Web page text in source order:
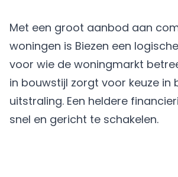
Met een groot aanbod aan
woningen is Biezen een
voor wie de woningmarkt
in bouwstijl zorgt voor keuze in
uitstraling. Een heldere
snel en gericht te schakelen.